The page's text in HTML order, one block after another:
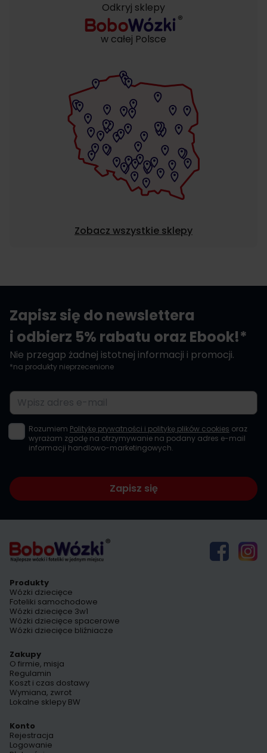
Odkryj sklepy
w całej Polsce
Zobacz wszystkie sklepy
Zapisz się do newslettera
i odbierz 5% rabatu oraz Ebook!*
Nie przegap żadnej istotnej informacji i promocji.
*na produkty nieprzecenione
Adres e-mail
Rozumiem Politykę prywatności i politykę plików cookies oraz
wyrażam zgodę na otrzymywanie na podany adres e-mail
informacji handlowo-marketingowych.
Zapisz się
Produkty
Wózki dziecięce
Foteliki samochodowe
Wózki dziecięce 3w1
Wózki dziecięce spacerowe
Wózki dziecięce bliźniacze
Zakupy
O firmie, misja
Regulamin
Koszt i czas dostawy
Wymiana, zwrot
Lokalne sklepy BW
Konto
Rejestracja
Logowanie